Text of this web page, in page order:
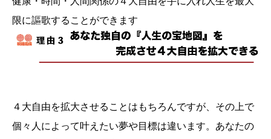
限に謳歌することができます
４大自由を拡大させることはもちろんですが、その上で
個々人によって叶えたい夢や目標は違います。あなたの